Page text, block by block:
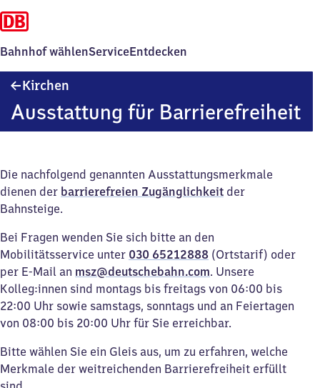
Bahnhof wählenServiceEntdecken
Kirchen
Ausstattung für Barrierefreiheit
Die nachfolgend genannten Ausstattungsmerkmale
dienen der barrierefreien Zugänglichkeit der
Bahnsteige.
Bei Fragen wenden Sie sich bitte an den
Mobilitätsservice unter 030 65212888 (Ortstarif) oder
per E-Mail an msz@deutschebahn.com. Unsere
Kolleg:innen sind montags bis freitags von 06:00 bis
22:00 Uhr sowie samstags, sonntags und an Feiertagen
von 08:00 bis 20:00 Uhr für Sie erreichbar.
Bitte wählen Sie ein Gleis aus, um zu erfahren, welche
Merkmale der weitreichenden Barrierefreiheit erfüllt